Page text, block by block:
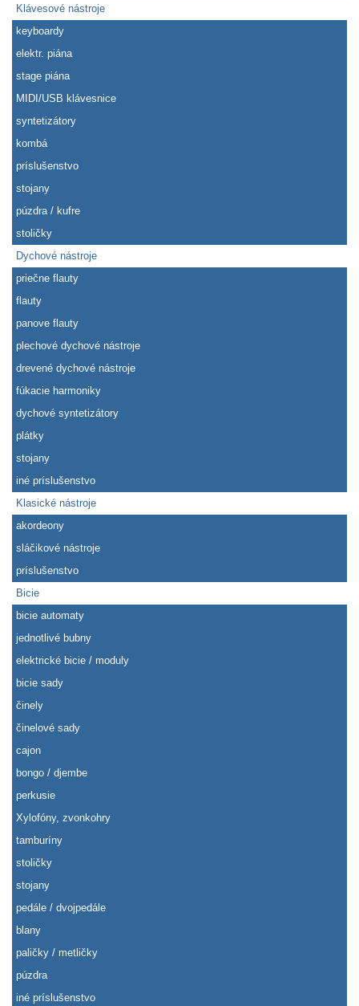
Klávesové nástroje
keyboardy
elektr. piána
stage piána
MIDI/USB klávesnice
syntetizátory
kombá
príslušenstvo
stojany
púzdra / kufre
stoličky
Dychové nástroje
priečne flauty
flauty
panove flauty
plechové dychové nástroje
drevené dychové nástroje
fúkacie harmoniky
dychové syntetizátory
plátky
stojany
iné príslušenstvo
Klasické nástroje
akordeony
sláčikové nástroje
príslušenstvo
Bicie
bicie automaty
jednotlivé bubny
elektrické bicie / moduly
bicie sady
činely
činelové sady
cajon
bongo / djembe
perkusie
Xylofóny, zvonkohry
tamburíny
stoličky
stojany
pedále / dvojpedále
blany
paličky / metličky
púzdra
iné príslušenstvo